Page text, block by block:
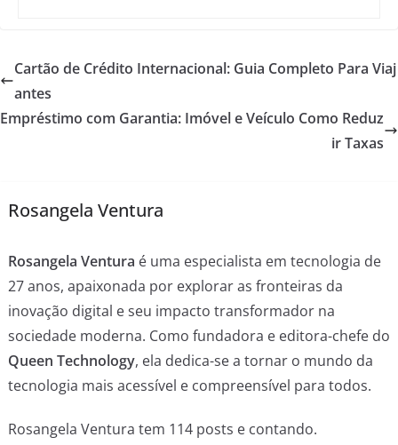
Cartão de Crédito Internacional: Guia Completo Para Viaj
antes
Empréstimo com Garantia: Imóvel e Veículo Como Reduz
ir Taxas
Rosangela Ventura
Rosangela Ventura é uma especialista em tecnologia de
27 anos, apaixonada por explorar as fronteiras da
inovação digital e seu impacto transformador na
sociedade moderna. Como fundadora e editora-chefe do
Queen Technology, ela dedica-se a tornar o mundo da
tecnologia mais acessível e compreensível para todos.
Rosangela Ventura tem 114 posts e contando.